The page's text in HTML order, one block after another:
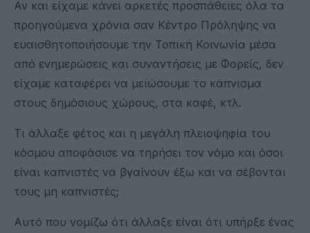
Αν και είχαμε κάνει αρκετές προσπάθειες όλα τα
προηγούμενα χρόνια σαν Κέντρο Πρόληψης να
ευαισθητοποιήσουμε την Τοπική Κοινωνία μέσα
από ενημερώσεις και συναντήσεις με Φορείς, δεν
είχαμε καταφέρει να μειώσουμε το κάπνισμα
στους δημόσιους χώρους, στα καφέ, κτλ.
Τι άλλαξε φέτος και η μεγάλη πλειοψηφία του
κόσμου αποφάσισε να τηρήσει τον νόμο και όσοι
είναι καπνιστές να βγαίνουν έξω και να σέβονται
τους μη καπνιστές;
Αυτό που νομίζω ότι άλλαξε είναι ότι υπήρξε ένας